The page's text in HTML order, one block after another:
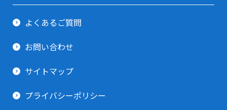
利用当日ガイド
柔道場(個人使用)
トレーニング室
すべてのニュース
よくあるご質問
お問い合わせ
サイトマップ
プライバシーポリシー